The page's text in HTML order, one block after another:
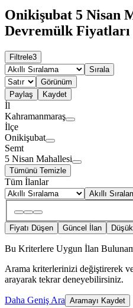
Onikişubat 5 Nisan
Devremülk Fiyatları
Filtrele3
Sırala
Görünüm
Paylaş
Kaydet
İl
Kahramanmaraş
İlçe
Onikişubat
Semt
5 Nisan Mahallesi
Tümünü Temizle
Tüm İlanlar
Akıllı
Fiyatı Düşen Güncel İlan
Bu Kriterlere Uygun İlan
Arama kriterlerinizi değiştirerek
arayarak tekrar deneyebilirsiniz.
Daha Geniş Ara Aramayı Kaydet